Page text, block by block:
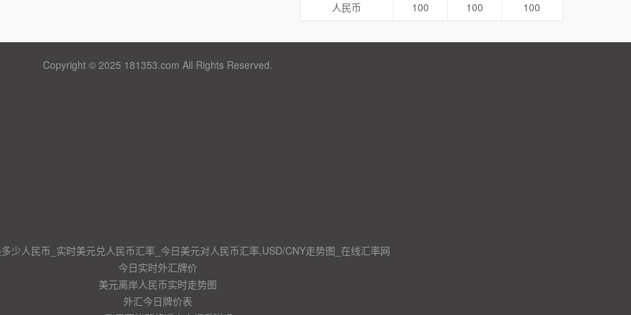
人民币
100 100 100
Copyright © 2025 181353.com All Rights Reserved.
少人民币_实时美元兑人民币汇率_今日美元对人民币汇率,USD/CNY走势图_在线汇率网
今日实时外汇牌价
美元离岸人民币实时走势图
外汇今日牌价表